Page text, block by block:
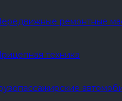
ремонтные
техника
4320